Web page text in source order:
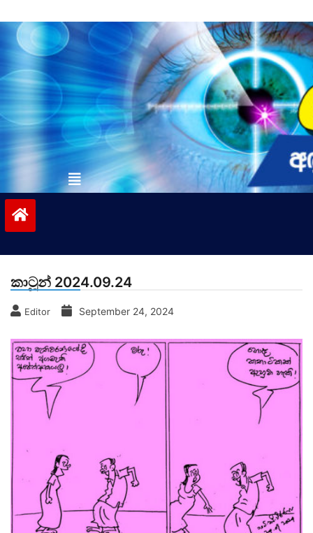
to
contentvinivida.lk
කාටූන් 2024.09.24
Editor September 24, 2024